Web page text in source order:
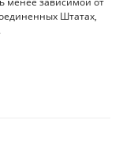
Штатах,
веб-камеры
о "восстании